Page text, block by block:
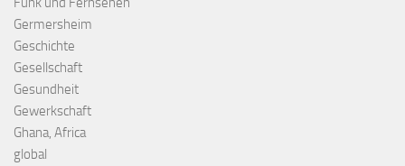
Germersheim
Geschichte
Gesellschaft
Gesundheit
Gewerkschaft
Ghana, Africa
global